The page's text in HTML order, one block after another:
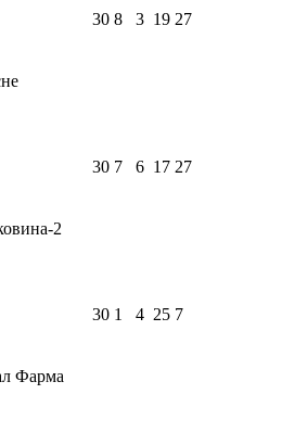
30 8 3 19 27
2
30 7 6 17 27
Фарма
30 1 4 25 7